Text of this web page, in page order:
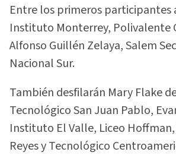
Entre los primeros participantes
Instituto Monterrey, Polivalente
Alfonso Guillén Zelaya, Salem
Nacional Sur.
También desfilarán Mary Flake
Tecnológico San Juan Pablo,
Instituto El Valle, Liceo
Reyes y Tecnológico